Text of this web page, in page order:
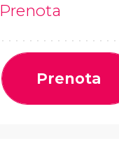
Prenota
Prenota